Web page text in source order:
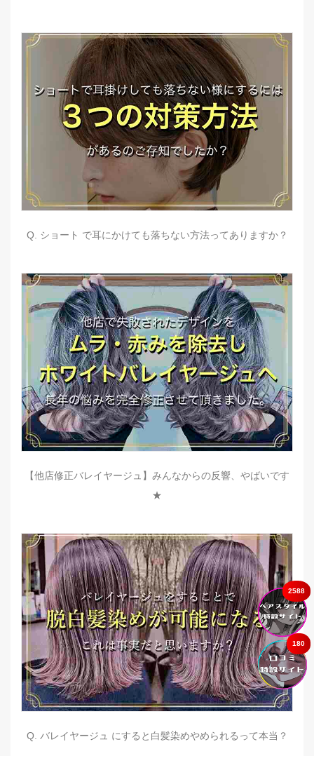
Q. ショート で耳にかけても落ちない方法ってありますか？
【他店修正バレイヤージュ】みんなからの反響、やばいです
★
Q. バレイヤージュ にすると白髪染めやめられるって本当？
180
2588